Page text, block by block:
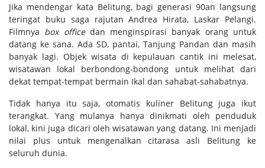
Jika mendengar kata Belitung, bagi generasi 90an langsung
teringat buku saga rajutan Andrea Hirata, Laskar Pelangi.
Filmnya box office dan menginspirasi banyak orang untuk
datang ke sana. Ada SD, pantai, Tanjung Pandan dan masih
banyak lagi. Objek wisata di kepulauan cantik ini melesat,
wisatawan lokal berbondong-bondong untuk melihat dari
dekat tempat-tempat bermain Ikal dan sahabat-sahabatnya.
Tidak hanya itu saja, otomatis kuliner Belitung juga ikut
terangkat. Yang mulanya hanya dinikmati oleh penduduk
lokal, kini juga dicari oleh wisatawan yang datang. Ini menjadi
nilai plus untuk mengenalkan citarasa asli Belitung ke
seluruh dunia.